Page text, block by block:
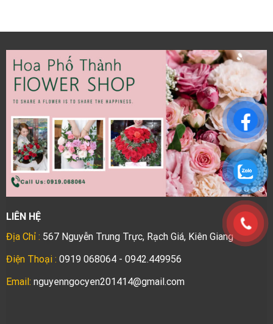
LIÊN HỆ
Địa Chỉ : 567 Nguyễn Trung Trực, Rạch Giá, Kiên Giang
Điện Thoại : 0919 068064 - 0942.449956
Email: nguyenngocyen201414@gmail.com